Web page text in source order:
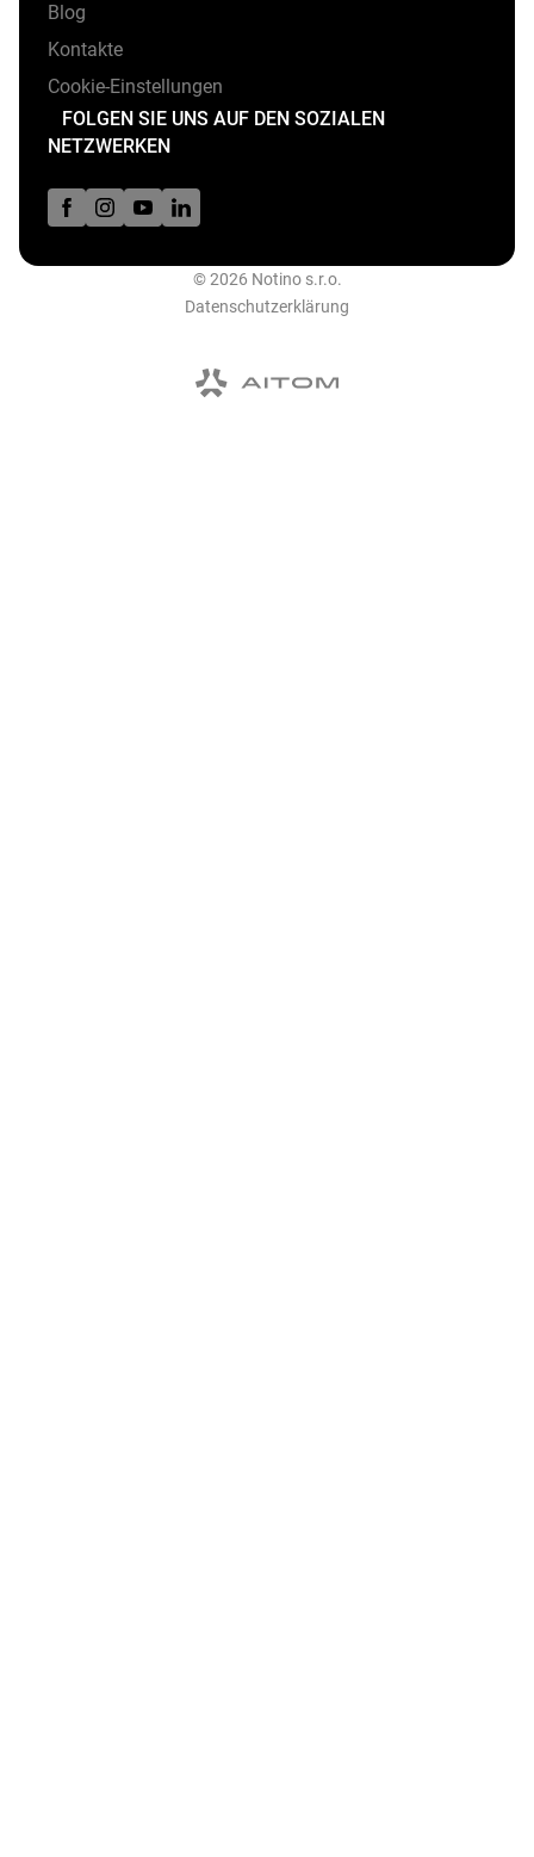
Blog
Kontakte
Cookie-Einstellungen
FOLGEN SIE UNS AUF DEN SOZIALEN
NETZWERKEN
© 2026 Notino s.r.o.
Datenschutzerklärung